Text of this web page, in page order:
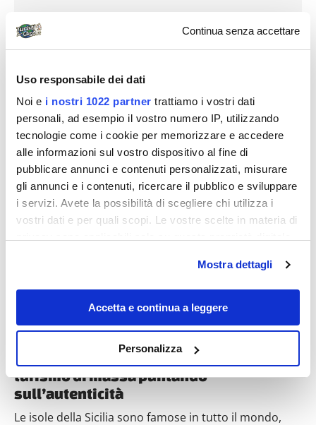
Continua senza accettare
Uso responsabile dei dati
Noi e i nostri 1022 partner trattiamo i vostri dati
personali, ad esempio il vostro numero IP, utilizzando
tecnologie come i cookie per memorizzare e accedere
alle informazioni sul vostro dispositivo al fine di
pubblicare annunci e contenuti personalizzati, misurare
gli annunci e i contenuti, ricercare il pubblico e sviluppare
i servizi. Avete la possibilità di scegliere chi utilizza i
vostri dati e per quali scopi. Le vostre scelte in materia di
modificare o revocare il proprio consenso in qualsiasi
momento dalla Dichiarazione sui cookie o facendo clic
sull'icona di attivazione della privacy.
raccogliere informazioni sulla tua posizione
geografica, con un'approssimazione di qualche
metro,
Mostra dettagli
Accetta e continua a leggere
Personalizza
Destinazioni
5 isole della Sicilia che sono sfuggite al
turismo di massa puntando
sull’autenticità
Le isole della Sicilia sono famose in tutto il mondo,